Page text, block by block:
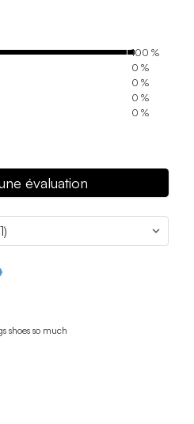
100 %
0 %
0 %
0 %
0 %
évaluation
shoes so much